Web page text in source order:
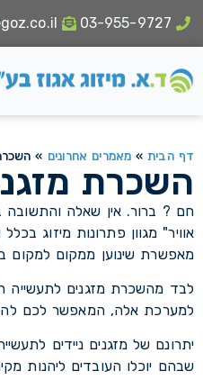
03-955-9727
דף הבית»מאמרים אחרונים »
השכרת
חם ? ברור. אין שאלה והתשובה
אוויר" מגוון פתרונות מיזוג
מאפשרת שינוען ממקום למקום
לבד מהשכרת מזגנים לתעשייה
למערכת אלה, המאפשר לכם
שבהם יוכלו העובדים ליהנות